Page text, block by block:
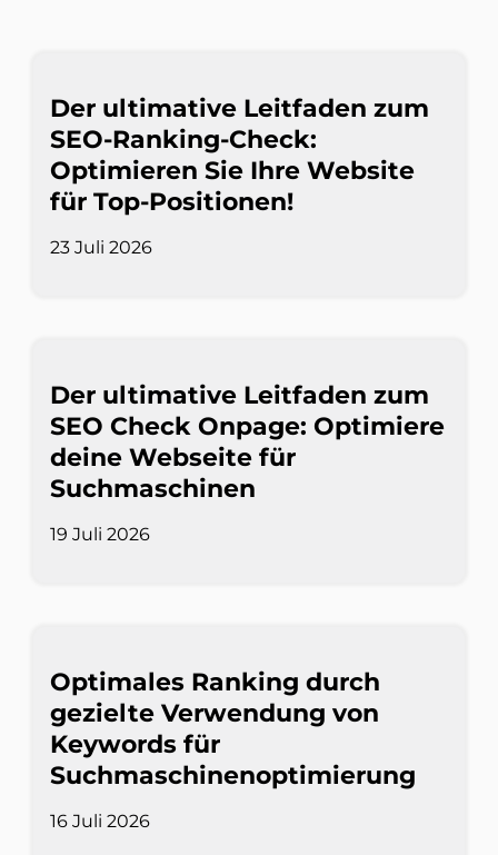
Der ultimative Leitfaden zum
SEO-Ranking-Check:
Optimieren Sie Ihre Website
für Top-Positionen!
23 Juli 2026
Der ultimative Leitfaden zum
SEO Check Onpage: Optimiere
deine Webseite für
Suchmaschinen
19 Juli 2026
Optimales Ranking durch
gezielte Verwendung von
Keywords für
Suchmaschinenoptimierung
16 Juli 2026